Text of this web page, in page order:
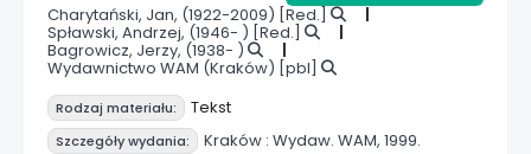
Charytański, Jan, (1922-2009) [Red.]
Spławski, Andrzej, (1946- ) [Red.]
Bagrowicz, Jerzy, (1938- )
Wydawnictwo WAM (Kraków) [pbl]
Rodzaj materiału: Tekst
Szczegóły wydania: Kraków : Wydaw. WAM, 1999.